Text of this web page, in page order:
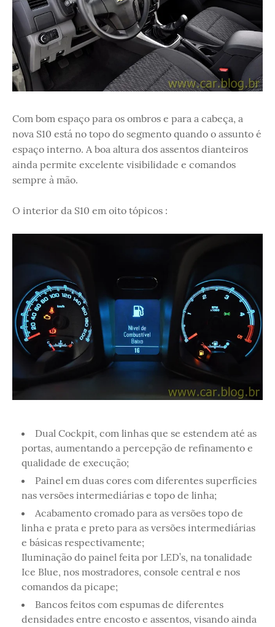
Com bom espaço para os ombros e para a cabeça, a
nova S10 está no topo do segmento quando o assunto é
espaço interno. A boa altura dos assentos dianteiros
ainda permite excelente visibilidade e comandos
sempre à mão.
O interior da S10 em oito tópicos :
Dual Cockpit, com linhas que se estendem até as
portas, aumentando a percepção de refinamento e
qualidade de execução;
Painel em duas cores com diferentes superfícies
nas versões intermediárias e topo de linha;
Acabamento cromado para as versões topo de
linha e prata e preto para as versões intermediárias
e básicas respectivamente;
Iluminação do painel feita por LED’s, na tonalidade
Ice Blue, nos mostradores, console central e nos
comandos da picape;
Bancos feitos com espumas de diferentes
densidades entre encosto e assentos, visando ainda